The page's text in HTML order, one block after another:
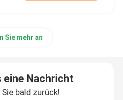
Kasten
Sie mehr an
eine Nachricht
bald zurück!